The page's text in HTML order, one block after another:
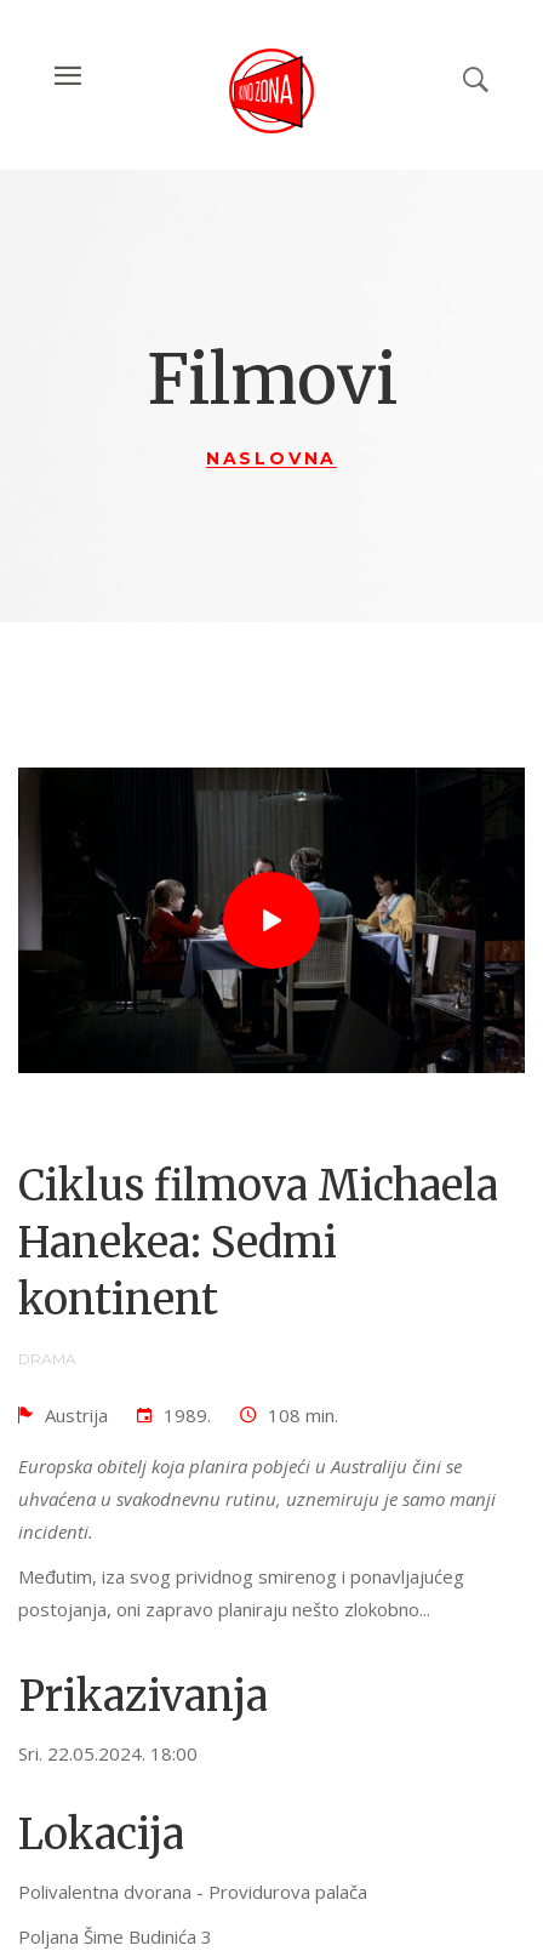
Filmovi
NASLOVNA
Ciklus filmova Michaela
Hanekea: Sedmi
kontinent
DRAMA
Austrija 1989. 108 min.
Europska obitelj koja planira pobjeći u Australiju čini se
uhvaćena u svakodnevnu rutinu, uznemiruju je samo manji
incidenti.
Međutim, iza svog prividnog smirenog i ponavljajućeg
postojanja, oni zapravo planiraju nešto zlokobno...
Prikazivanja
Sri. 22.05.2024. 18:00
Lokacija
Polivalentna dvorana - Providurova palača
Poljana Šime Budinića 3